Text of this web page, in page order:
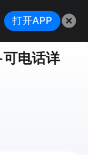
电话详
打开APP